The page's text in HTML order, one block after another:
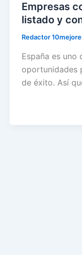
Empresas
listado y
Redactor
España es uno
oportunidades
de éxito. Así